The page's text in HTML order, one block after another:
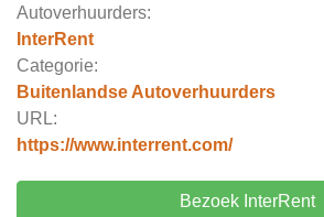
Autoverhuurders:
InterRent
Categorie:
Buitenlandse Autoverhuurders
URL:
https://www.interrent.com/
Bezoek InterRent